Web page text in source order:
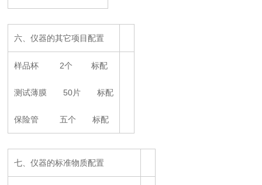
六、仪器的其它项目配置
样品杯 2个 标配
测试薄膜 50片 标配
保险管 五个 标配
七、仪器的标准物质配置